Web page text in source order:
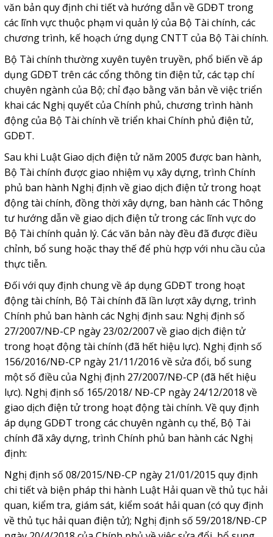
văn bản quy định chi tiết và hướng dẫn về GDĐT trong
các lĩnh vực thuộc phạm vi quản lý của Bộ Tài chính, các
chương trình, kế hoạch ứng dụng CNTT của Bộ Tài chính.
Bộ Tài chính thường xuyên tuyên truyền, phổ biến về áp
dụng GDĐT trên các cổng thông tin điện tử, các tạp chí
chuyên ngành của Bộ; chỉ đạo bằng văn bản về việc triển
khai các Nghị quyết của Chính phủ, chương trình hành
động của Bộ Tài chính về triển khai Chính phủ điện tử,
GDĐT.
Sau khi Luật Giao dịch điện tử năm 2005 được ban hành,
Bộ Tài chính được giao nhiệm vụ xây dựng, trình Chính
phủ ban hành Nghị định về giao dịch điện tử trong hoạt
động tài chính, đồng thời xây dựng, ban hành các Thông
tư hướng dẫn về giao dịch điện tử trong các lĩnh vực do
Bộ Tài chính quản lý. Các văn bản này đều đã được điều
chỉnh, bổ sung hoặc thay thế để phù hợp với nhu cầu của
thực tiễn.
Đối với quy định chung về áp dụng GDĐT trong hoạt
động tài chính, Bộ Tài chính đã lần lượt xây dựng, trình
Chính phủ ban hành các Nghị định sau: Nghị định số
27/2007/NĐ-CP ngày 23/02/2007 về giao dịch điện tử
trong hoạt động tài chính (đã hết hiệu lực). Nghị định số
156/2016/NĐ-CP ngày 21/11/2016 về sửa đổi, bổ sung
một số điều của Nghị định 27/2007/NĐ-CP (đã hết hiệu
lực). Nghị định số 165/2018/ NĐ-CP ngày 24/12/2018 về
giao dịch điện tử trong hoạt động tài chính. Về quy định
áp dụng GDĐT trong các chuyên ngành cụ thể, Bộ Tài
chính đã xây dựng, trình Chính phủ ban hành các Nghị
định:
Nghị định số 08/2015/NĐ-CP ngày 21/01/2015 quy định
chi tiết và biện pháp thi hành Luật Hải quan về thủ tục hải
quan, kiểm tra, giám sát, kiểm soát hải quan (có quy định
về thủ tục hải quan điện tử); Nghị định số 59/2018/NĐ-CP